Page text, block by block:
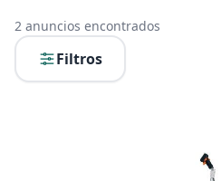
2 anuncios encontrados
Filtros